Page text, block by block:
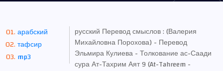
арабский
тафсир
mp3
русский Перевод смыслов : (Валерия
Михайловна Порохова) - Перевод
Эльмира Кулиева - Толкование ас-Саади
сура Ат-Тахрим Аят 9 (At-Tahreem -